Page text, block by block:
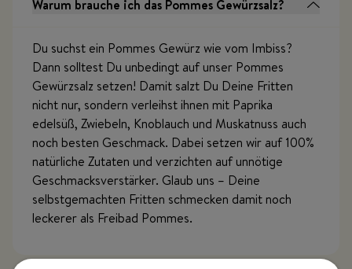
Warum brauche ich das Pommes Gewürzsalz?
Du suchst ein Pommes Gewürz wie vom Imbiss?
Dann solltest Du unbedingt auf unser Pommes
Gewürzsalz setzen! Damit salzt Du Deine Fritten
nicht nur, sondern verleihst ihnen mit Paprika
edelsüß, Zwiebeln, Knoblauch und Muskatnuss auch
noch besten Geschmack. Dabei setzen wir auf 100%
natürliche Zutaten und verzichten auf unnötige
Geschmacksverstärker. Glaub uns – Deine
selbstgemachten Fritten schmecken damit noch
leckerer als Freibad Pommes.